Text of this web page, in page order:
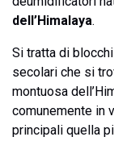
dell’Himalaya.
Si tratta di
secolari che si
montuosa
comunemente in
principali quella